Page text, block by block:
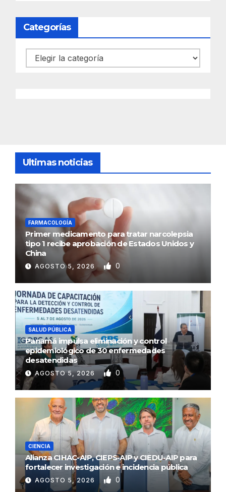
Categorías
Categorías
Ultimas noticias
FARMACOLOGÍA
Primer medicamento para tratar narcolepsia
tipo 1 recibe aprobación de Estados Unidos y
China
AGOSTO 5, 2026 0
SALUD PÚBLICA
Panamá impulsa eliminación y control
epidemiológico de 30 enfermedades
desatendidas
AGOSTO 5, 2026 0
CIENCIA
Alianza CIHAC-AIP, CIEPS-AIP y CIEDU-AIP para
fortalecer investigación e incidencia pública
AGOSTO 5, 2026 0